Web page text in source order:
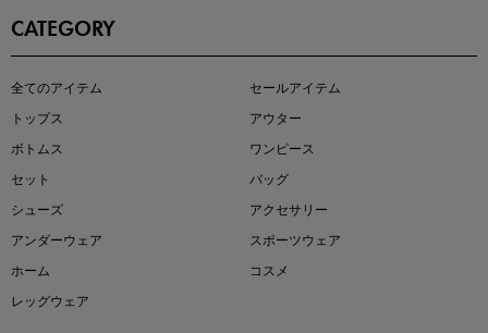
即戦力アイテム続々対象
CATEGORY
全てのアイテム
セールアイテム
トップス
アウター
ボトムス
ワンピース
セット
バッグ
シューズ
アクセサリー
アンダーウェア
スポーツウェア
ホーム
コスメ
レッグウェア